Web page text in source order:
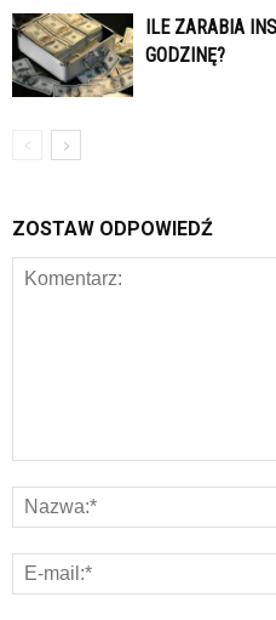
ILE ZARABIA
GODZINĘ?
ZOSTAW ODPOWIEDŹ